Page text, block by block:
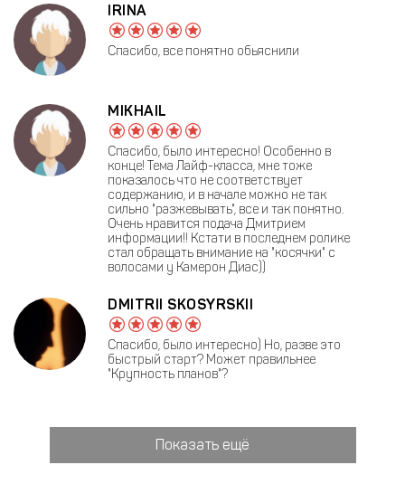
IRINA
Спасибо, все понятно обьяснили
MIKHAIL
Спасибо, было интересно! Особенно в
конце! Тема Лайф-класса, мне тоже
показалось что не соответствует
содержанию, и в начале можно не так
сильно "разжевывать", все и так понятно.
Очень нравится подача Дмитрием
информации!! Кстати в последнем ролике
стал обращать внимание на "косячки" с
волосами у Камерон Диас))
DMITRII SKOSYRSKII
Спасибо, было интересно) Но, разве это
быстрый старт? Может правильнее
"Крупность планов"?
Показать ещё